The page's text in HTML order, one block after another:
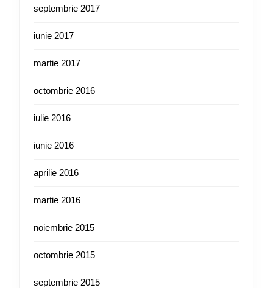
septembrie 2017
iunie 2017
martie 2017
octombrie 2016
iulie 2016
iunie 2016
aprilie 2016
martie 2016
noiembrie 2015
octombrie 2015
septembrie 2015